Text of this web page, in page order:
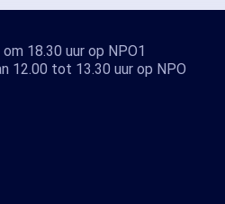
18.30 uur op NPO1
12.00 tot 13.30 uur op NPO